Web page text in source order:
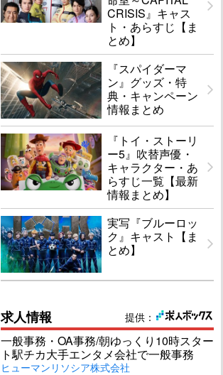
CRISIS』キャス
ト・あらすじ【ま
とめ】
『スパイダーマ
ン』グッズ・特
典・キャンペーン
情報まとめ
『トイ・ストーリ
ー5』吹替声優・
キャラクター・あ
らすじ一覧【最新
情報まとめ】
実写『ブルーロッ
ク』キャスト【ま
とめ】
提供：
求人情報
一般事務・OA事務/朝ゆっくり10時スター
ト駅チカ大手エンタメ会社で一般事務
ヒューマンリソシア株式会社